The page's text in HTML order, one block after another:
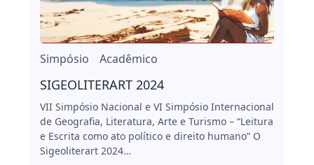
Simpósio Acadêmico
SIGEOLITERART 2024
VII Simpósio Nacional e VI Simpósio Internacional
de Geografia, Literatura, Arte e Turismo – “Leitura
e Escrita como ato político e direito humano” O
Sigeoliterart 2024…